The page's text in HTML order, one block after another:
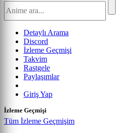
Detaylı Arama
Discord
İzleme Geçmişi
Takvim
Rastgele
Paylaşımlar
Giriş Yap
İzleme Geçmişi
Tüm İzleme Geçmişim